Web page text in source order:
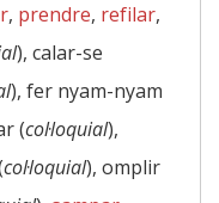
, prendre, refilar,
), calar-se
), fer nyam-nyam
(col·loquial),
col·loquial), omplir